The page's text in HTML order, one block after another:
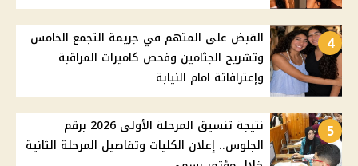
4
القبض على المتهم في جريمة التجمع الخامس
وتشريح الجثامين وفحص كاميرات المراقبة
وإعترافاتة امام النيابة
5
نتيجة تنسيق المرحلة الأولى 2026 برقم
الجلوس.. إعلان الكليات وتفاصيل المرحلة الثانية